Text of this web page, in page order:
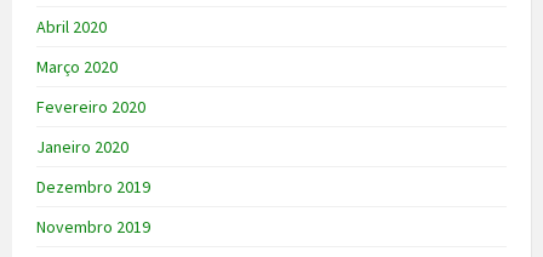
Abril 2020
Março 2020
Fevereiro 2020
Janeiro 2020
Dezembro 2019
Novembro 2019